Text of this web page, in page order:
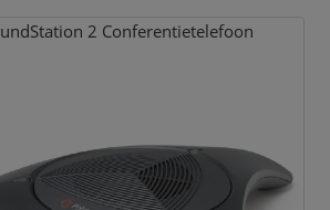
2 Conferentietelefoon